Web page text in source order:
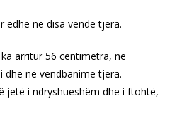
edhe në disa vende tjera.
arritur 56 centimetra, në
dhe në vendbanime tjera.
jetë i ndryshueshëm dhe i ftohtë,